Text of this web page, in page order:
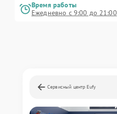
Время работы
Ежедневно с 9:00 до 21:00
Сервисный центр Eufy